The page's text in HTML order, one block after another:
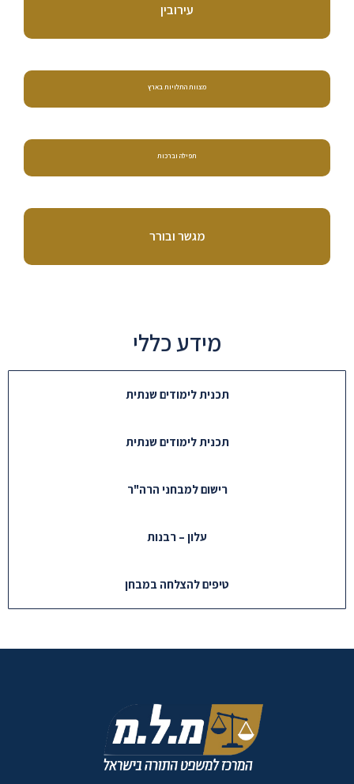
עירובין
מצוות התלויות בארץ
תפילה וברכות
מגשר ובורר
מידע כללי
תכנית לימודים שנתית
תכנית לימודים שנתית
רישום למבחני הרה"ר
עלון – רבנות
טיפים להצלחה במבחן